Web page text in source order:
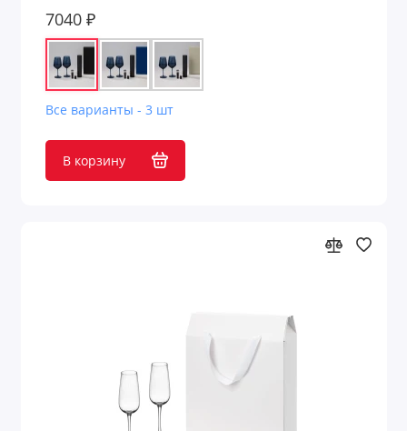
7040 ₽
Все варианты - 3 шт
В корзину